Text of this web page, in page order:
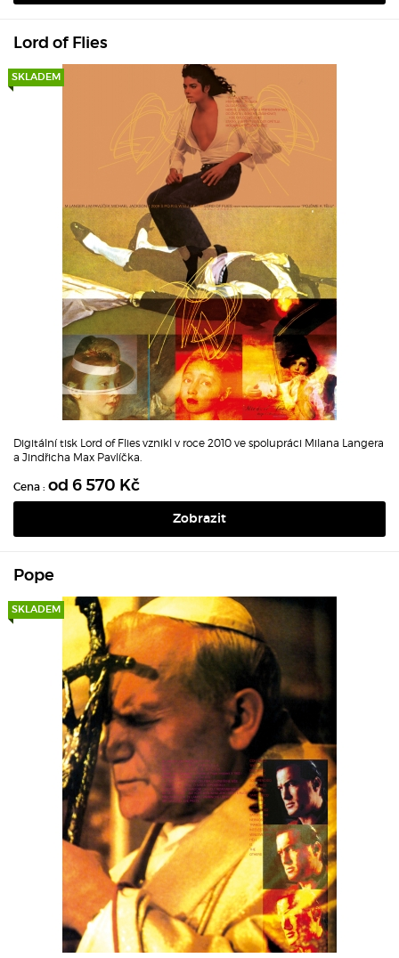
Lord of Flies
SKLADEM
Digitální tisk Lord of Flies vznikl v roce 2010 ve spolupráci Milana Langera
a Jindřicha Max Pavlíčka.
Cena : od 6 570 Kč
Zobrazit
Pope
SKLADEM